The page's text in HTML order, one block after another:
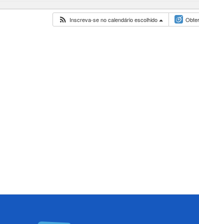
Inscreva-se no calendário escolhido